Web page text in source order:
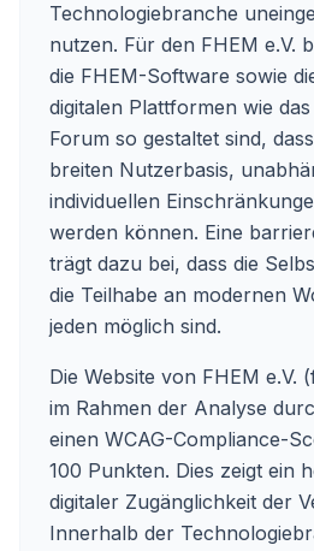
Technologiebranche
nutzen. Für den FHEM e.V.
die FHEM-Software sowie
digitalen Plattformen wie
Forum so gestaltet sind,
breiten Nutzerbasis,
individuellen
werden können. Eine
trägt dazu bei, dass die
die Teilhabe an modernen
jeden möglich sind.
Die Website von FHEM e.V. (
im Rahmen der Analyse
einen WCAG-Compliance-
100 Punkten. Dies zeigt ein
digitaler Zugänglichkeit der
Innerhalb der